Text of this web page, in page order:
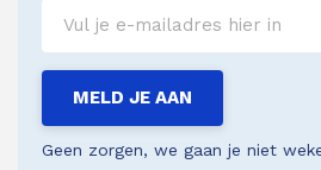
Geen zorgen, we gaan je niet
MELD JE AAN